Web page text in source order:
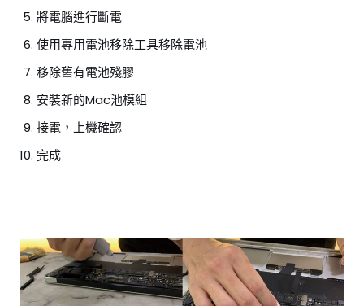
將電腦進行斷電
使用專用電池移除工具移除電池
移除舊有電池殘膠
安裝新的Mac池模組
接電，上機確認
完成